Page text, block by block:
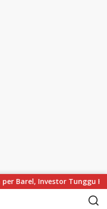
Investor Tunggu Hasil